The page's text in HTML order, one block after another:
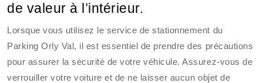
de valeur à l’intérieur.
Lorsque vous utilisez le service de stationnement du
Parking Orly Val, il est essentiel de prendre des précautions
pour assurer la sécurité de votre véhicule. Assurez-vous de
verrouiller votre voiture et de ne laisser aucun objet de